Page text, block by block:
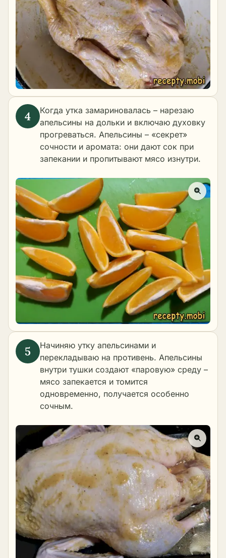
Когда утка замариновалась – нарезаю
апельсины на дольки и включаю духовку
прогреваться. Апельсины – «секрет»
сочности и аромата: они дают сок при
запекании и пропитывают мясо изнутри.
Начиняю утку апельсинами и
перекладываю на противень. Апельсины
внутри тушки создают «паровую» среду –
мясо запекается и томится
одновременно, получается особенно
сочным.